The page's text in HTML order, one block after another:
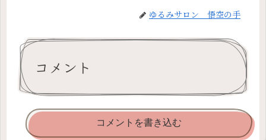
ゆるみサロン 悟空の手
コメント
コメントを書き込む